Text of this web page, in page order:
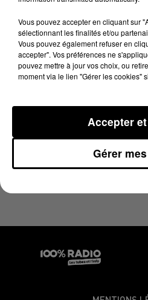
9 août 2024 - 1 min 9 sec
L'AGENDA DE L'AUDE
Vous pouvez accepter en cliquant sur
sélectionnant les finalités et/ou
Vous pouvez également refuser en
accepter". Vos préférences ne
pouvez mettre à jour vos choix, ou
moment via le lien "Gérer les cookies"
Gérer
Accepter